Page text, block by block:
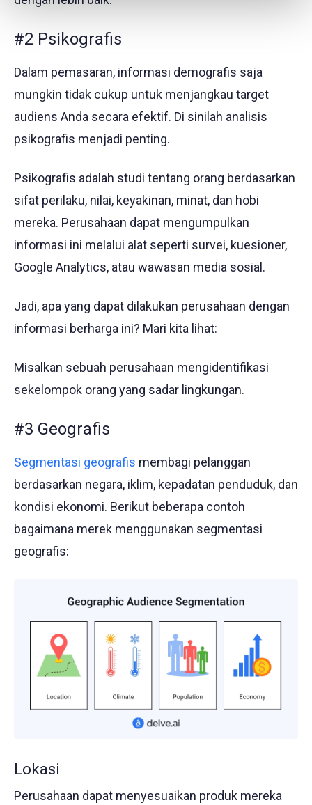
#2 Psikografis
Dalam pemasaran, informasi demografis saja
mungkin tidak cukup untuk menjangkau target
audiens Anda secara efektif. Di sinilah analisis
psikografis menjadi penting.
Psikografis adalah studi tentang orang berdasarkan
sifat perilaku, nilai, keyakinan, minat, dan hobi
mereka. Perusahaan dapat mengumpulkan
informasi ini melalui alat seperti survei, kuesioner,
Google Analytics, atau wawasan media sosial.
Jadi, apa yang dapat dilakukan perusahaan dengan
informasi berharga ini? Mari kita lihat:
Misalkan sebuah perusahaan mengidentifikasi
sekelompok orang yang sadar lingkungan.
#3 Geografis
Segmentasi geografis membagi pelanggan
berdasarkan negara, iklim, kepadatan penduduk, dan
kondisi ekonomi. Berikut beberapa contoh
bagaimana merek menggunakan segmentasi
geografis:
Lokasi
Perusahaan dapat menyesuaikan produk mereka